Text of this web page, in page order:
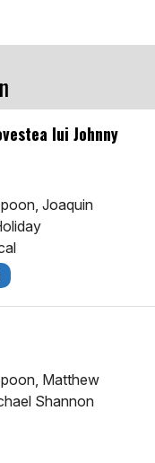
lui Johnny
Joaquin
Matthew
Shannon